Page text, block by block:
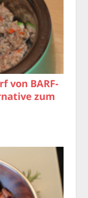
von BARF-
zum